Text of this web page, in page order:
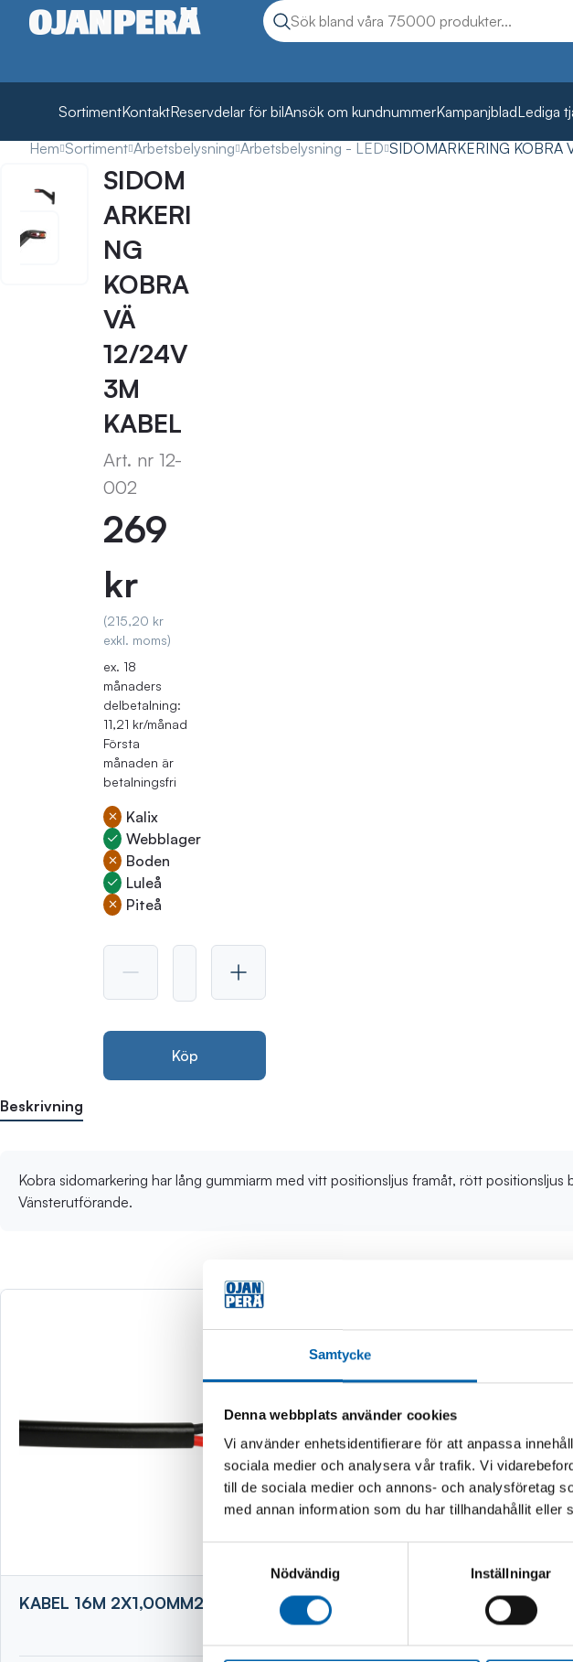
Samtycke
Denna webbplats använder cookies
Vi använder enhetsidentifierare för att anpassa
sociala medier och analysera vår trafik. Vi
till de sociala medier och annons- och analysföretag
med annan information som du har tillhandahållit
Nödvändig
Inställningar
Sök produkter
Sök
SortimentKontaktReservdelar för bilAnsök om kundnummerKampanjbladLediga
Hem Sortiment Arbetsbelysning Arbetsbelysning - LED SIDOMARKERING KOBRA
SIDOM
ARKERI
NG
KOBRA
VÄ
12/24V
3M
KABEL
Art. nr 12-
002
269
kr
(215,20 kr
exkl. moms)
ex. 18
månaders
delbetalning:
11,21 kr/månad
Första
månaden är
betalningsfri
Kalix
Webblager
Boden
Luleå
Piteå
Köp
Beskrivning
Kobra sidomarkering har lång gummiarm med vitt positionsljus framåt, rött
Vänsterutförande.
KABEL 16M 2X1,00MM2 FLAT KABEL 13M 2X1,50MM2 FLAT